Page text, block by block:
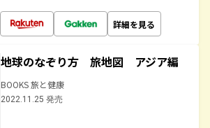
詳細を見る
地球のなぞり方 旅地図 アジア編
BOOKS 旅と健康
2022.11.25 発売